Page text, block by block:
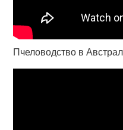
Пчеловодство в